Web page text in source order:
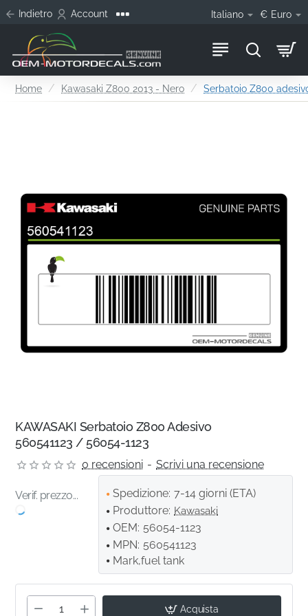
Indietro Account Italiano € Euro
HomehomeKawasaki Z800 2013 - Nero Serbatoio Z800
KAWASAKI Serbatoio Z800 Adesivo
560541123 / 56054-1123
0 recensioni - Scrivi una recensione
Verif. prezzo... Spedizione: 7-14 giorni (ETA)
Produttore: Kawasaki
OEM: 56054-1123
MPN: 560541123
Mark,fuel tank
Acquista